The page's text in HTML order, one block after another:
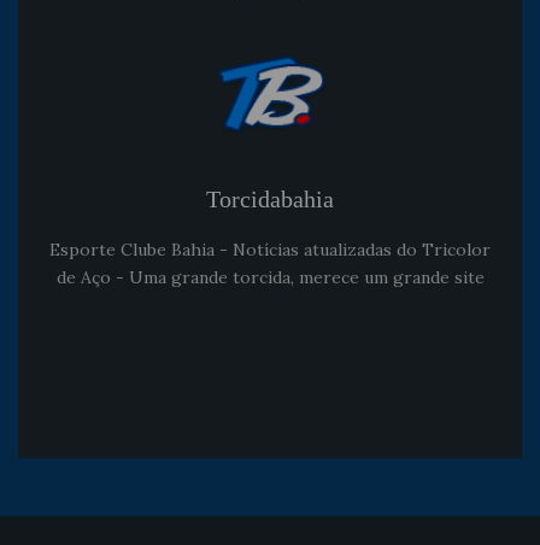
Torcidabahia
Esporte Clube Bahia - Notícias atualizadas do Tricolor
de Aço - Uma grande torcida, merece um grande site